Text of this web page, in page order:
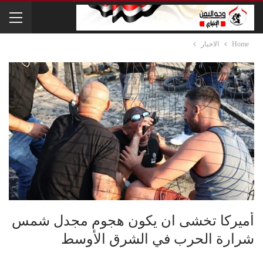
Home الاخبار
أميركا تخشى ان يكون هجوم مجدل شمس
شرارة الحرب في الشرق الأوسط